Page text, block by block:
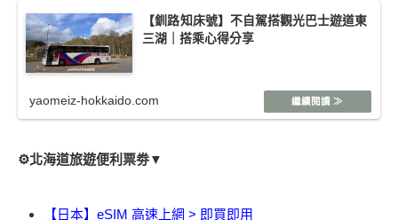
【釧路知床號】不自駕搭觀光巴士遊道東
三湖｜搭乘心得分享
yaomeiz-hokkaido.com
⚙️北海道旅遊便利票劵▼
【日本】eSIM 高速上網 > 即買即用